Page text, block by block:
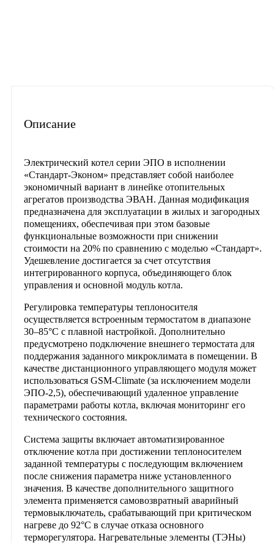
Описание
Электрический котел серии ЭПО в исполнении
«Стандарт-Эконом» представляет собой наиболее
экономичный вариант в линейке отопительных
агрегатов производства ЭВАН. Данная модификация
предназначена для эксплуатации в жилых и загородных
помещениях, обеспечивая при этом базовые
функциональные возможности при снижении
стоимости на 20% по сравнению с моделью «Стандарт».
Удешевление достигается за счет отсутствия
интегрированного корпуса, объединяющего блок
управления и основной модуль котла.
Регулировка температуры теплоносителя
осуществляется встроенным термостатом в диапазоне
30–85°C с плавной настройкой. Дополнительно
предусмотрено подключение внешнего термостата для
поддержания заданного микроклимата в помещении. В
качестве дистанционного управляющего модуля может
использоваться GSM-Climate (за исключением модели
ЭПО-2,5), обеспечивающий удаленное управление
параметрами работы котла, включая мониторинг его
технического состояния.
Система защиты включает автоматизированное
отключение котла при достижении теплоносителем
заданной температуры с последующим включением
после снижения параметра ниже установленного
значения. В качестве дополнительного защитного
элемента применяется самовозвратный аварийный
термовыключатель, срабатывающий при критическом
нагреве до 92°C в случае отказа основного
терморегулятора. Нагревательные элементы (ТЭНы)